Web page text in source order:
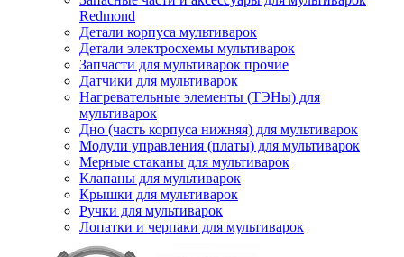
Redmond
Детали корпуса мультиварок
Детали электросхемы мультиварок
Запчасти для мультиварок прочие
Датчики для мультиварок
Нагревательные элементы (ТЭНы) для
мультиварок
Дно (часть корпуса нижняя) для мультиварок
Модули управления (платы) для мультиварок
Мерные стаканы для мультиварок
Клапаны для мультиварок
Крышки для мультиварок
Ручки для мультиварок
Лопатки и черпаки для мультиварок